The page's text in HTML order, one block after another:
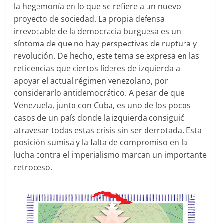
la hegemonía en lo que se refiere a un nuevo
proyecto de sociedad. La propia defensa
irrevocable de la democracia burguesa es un
síntoma de que no hay perspectivas de ruptura y
revolución. De hecho, este tema se expresa en las
reticencias que ciertos líderes de izquierda a
apoyar el actual régimen venezolano, por
considerarlo antidemocrático. A pesar de que
Venezuela, junto con Cuba, es uno de los pocos
casos de un país donde la izquierda consiguió
atravesar todas estas crisis sin ser derrotada. Esta
posición sumisa y la falta de compromiso en la
lucha contra el imperialismo marcan un importante
retroceso.